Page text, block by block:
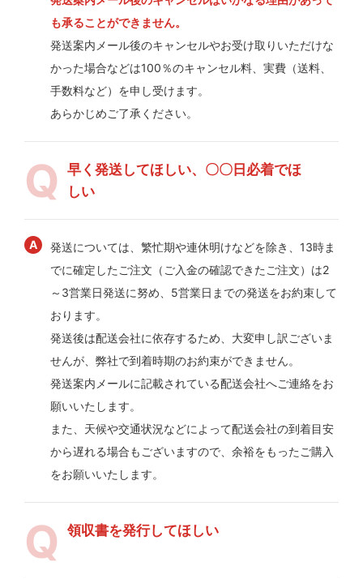
も承ることができません。
発送案内メール後のキャンセルやお受け取りいただけな
かった場合などは100％のキャンセル料、実費（送料、
手数料など）を申し受けます。
あらかじめご了承ください。
早く発送してほしい、〇〇日必着でほ
しい
発送については、繁忙期や連休明けなどを除き、13時ま
でに確定したご注文（ご入金の確認できたご注文）は2
～3営業日発送に努め、5営業日までの発送をお約束して
おります。
発送後は配送会社に依存するため、大変申し訳ございま
せんが、弊社で到着時期のお約束ができません。
発送案内メールに記載されている配送会社へご連絡をお
願いいたします。
また、天候や交通状況などによって配送会社の到着目安
から遅れる場合もございますので、余裕をもったご購入
をお願いいたします。
領収書を発行してほしい